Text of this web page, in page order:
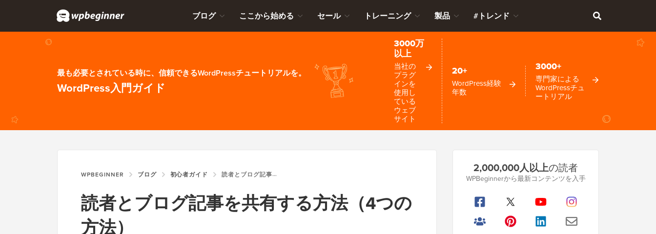
ブログ ここから始める セール トレーニング 製品 #トレンド
最も必要とされている時に、信頼できるWordPressチュートリアルを。
WordPress入門ガイド
3000万
以上
当社の
プラグ
インを
使用し
ている
ウェブ
サイト
20+
WordPress経験
年数
3000+
専門家による
WordPressチュ
ートリアル
WPBEGINNER ブログ 初心者ガイド 読者とブログ記事を共有する方法（4つの方法）
読者とブログ記事を共有する方法（4つの
方法）
2,000,000人以上の読者
WPBeginnerから最新コンテンツを入手